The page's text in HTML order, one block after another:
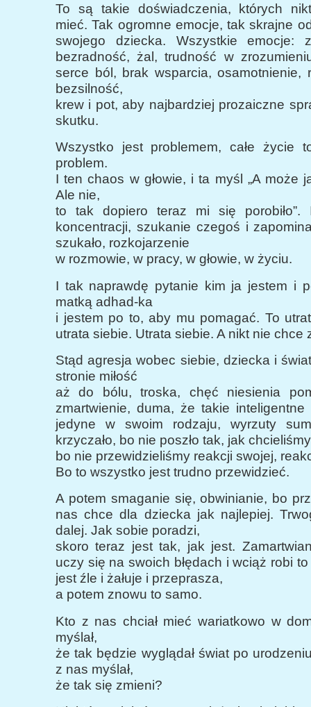
To są takie doświadczenia, których
mieć. Tak ogromne emocje, tak skrajne
swojego dziecka. Wszystkie emocje:
bezradność, żal, trudność w
serce ból, brak wsparcia, osamotnienie,
bezsilność,
krew i pot, aby najbardziej prozaiczne
skutku.
Wszystko jest problemem, całe życie
problem.
I ten chaos w głowie, i ta myśl „A może
Ale nie,
to tak dopiero teraz mi się porobiło”.
koncentracji, szukanie czegoś i
szukało, rozkojarzenie
w rozmowie, w pracy, w głowie, w życiu.
I tak naprawdę pytanie kim ja jestem i
matką adhad-ka
i jestem po to, aby mu pomagać. To
utrata siebie. Utrata siebie. A nikt nie chce
Stąd agresja wobec siebie, dziecka i
stronie miłość
aż do bólu, troska, chęć niesienia
zmartwienie, duma, że takie
jedyne w swoim rodzaju, wyrzuty
krzyczało, bo nie poszło tak, jak
bo nie przewidzieliśmy reakcji swojej,
Bo to wszystko jest trudno przewidzieć.
A potem smaganie się, obwinianie, bo
nas chce dla dziecka jak najlepiej.
dalej. Jak sobie poradzi,
skoro teraz jest tak, jak jest.
uczy się na swoich błędach i wciąż robi
jest źle i żałuje i przeprasza,
a potem znowu to samo.
Kto z nas chciał mieć wariatkowo w
myślał,
że tak będzie wyglądał świat po
z nas myślał,
że tak się zmieni?